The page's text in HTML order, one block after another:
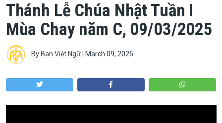
Thánh Lễ Chúa Nhật Tuần I
Mùa Chay năm C, 09/03/2025
By Ban Việt Ngữ| March 09, 2025